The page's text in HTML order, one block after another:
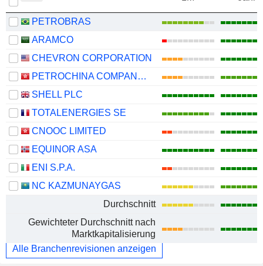
PETROBRAS
ARAMCO
CHEVRON CORPORATION
PETROCHINA COMPANY LIMITED
SHELL PLC
TOTALENERGIES SE
CNOOC LIMITED
EQUINOR ASA
ENI S.P.A.
NC KAZMUNAYGAS
Durchschnitt
Gewichteter Durchschnitt nach
Marktkapitalisierung
Alle Branchenrevisionen anzeigen